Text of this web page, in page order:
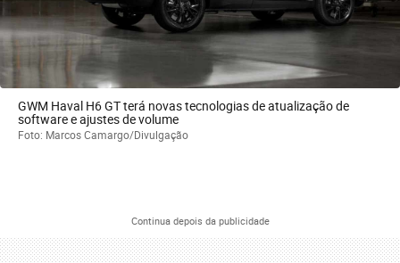
GWM Haval H6 GT terá novas tecnologias de atualização de
software e ajustes de volume
Foto: Marcos Camargo/Divulgação
Continua depois da publicidade